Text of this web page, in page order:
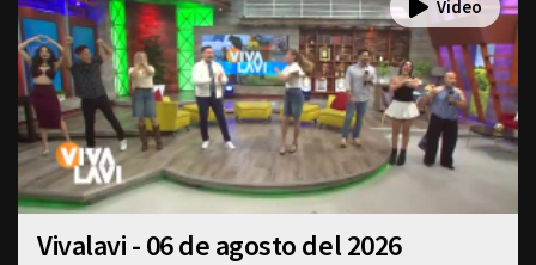
Vivalavi - 06 de agosto del 2026